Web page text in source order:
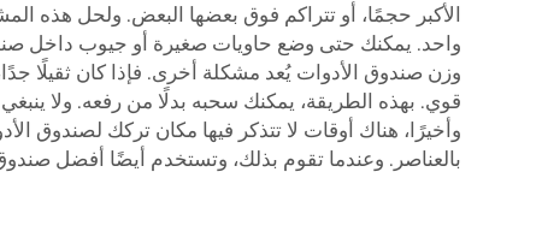
الأكبر حجمًا، أو تتراكم فوق بعضها البعض. ولحل هذه
واحد. يمكنك حتى وضع حاويات صغيرة أو جيوب داخل
وزن صندوق الأدوات يُعد مشكلة أخرى. فإذا كان ثقيلًا
قوي. بهذه الطريقة، يمكنك سحبه بدلًا من رفعه. ولا
وأخيرًا، هناك أوقات لا تتذكر فيها مكان تركك
بالعناصر. وعندما تقوم بذلك، وتستخدم أيضًا أفضل